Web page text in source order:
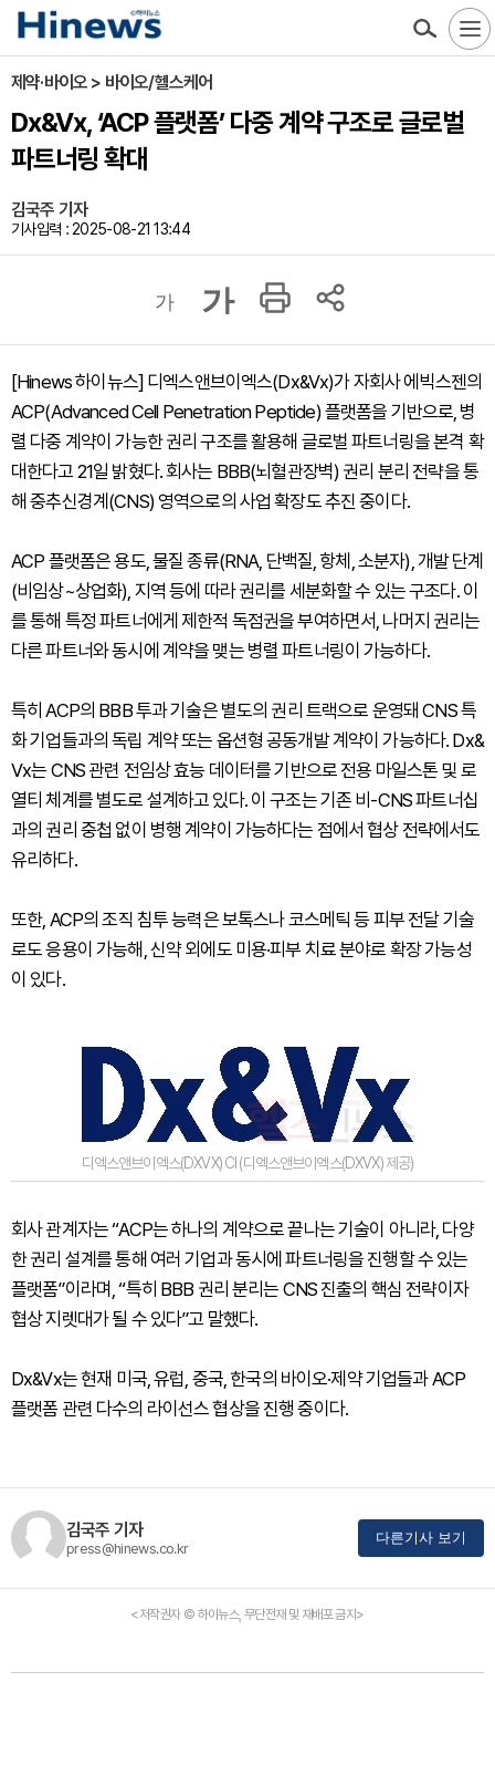
제약·바이오 > 바이오/헬스케어
Dx&Vx, ‘ACP 플랫폼’ 다중 계약 구조로 글로벌
파트너링 확대
김국주 기자
기사입력 : 2025-08-21 13:44
가 가
[Hinews 하이뉴스] 디엑스앤브이엑스(Dx&Vx)가 자회사 에빅스젠의
ACP(Advanced Cell Penetration Peptide) 플랫폼을 기반으로, 병
렬 다중 계약이 가능한 권리 구조를 활용해 글로벌 파트너링을 본격 확
대한다고 21일 밝혔다. 회사는 BBB(뇌혈관장벽) 권리 분리 전략을 통
해 중추신경계(CNS) 영역으로의 사업 확장도 추진 중이다.
ACP 플랫폼은 용도, 물질 종류(RNA, 단백질, 항체, 소분자), 개발 단계
(비임상~상업화), 지역 등에 따라 권리를 세분화할 수 있는 구조다. 이
를 통해 특정 파트너에게 제한적 독점권을 부여하면서, 나머지 권리는
다른 파트너와 동시에 계약을 맺는 병렬 파트너링이 가능하다.
특히 ACP의 BBB 투과 기술은 별도의 권리 트랙으로 운영돼 CNS 특
화 기업들과의 독립 계약 또는 옵션형 공동개발 계약이 가능하다. Dx&
Vx는 CNS 관련 전임상 효능 데이터를 기반으로 전용 마일스톤 및 로
열티 체계를 별도로 설계하고 있다. 이 구조는 기존 비-CNS 파트너십
과의 권리 중첩 없이 병행 계약이 가능하다는 점에서 협상 전략에서도
유리하다.
또한, ACP의 조직 침투 능력은 보톡스나 코스메틱 등 피부 전달 기술
로도 응용이 가능해, 신약 외에도 미용·피부 치료 분야로 확장 가능성
이 있다.
디엑스앤브이엑스(DXVX) CI (디엑스앤브이엑스(DXVX) 제공)
회사 관계자는 “ACP는 하나의 계약으로 끝나는 기술이 아니라, 다양
한 권리 설계를 통해 여러 기업과 동시에 파트너링을 진행할 수 있는
플랫폼”이라며, “특히 BBB 권리 분리는 CNS 진출의 핵심 전략이자
협상 지렛대가 될 수 있다”고 말했다.
Dx&Vx는 현재 미국, 유럽, 중국, 한국의 바이오·제약 기업들과 ACP
플랫폼 관련 다수의 라이선스 협상을 진행 중이다.
김국주 기자
press@hinews.co.kr
다른기사 보기
<저작권자 © 하이뉴스, 무단전재 및 재배포 금지>